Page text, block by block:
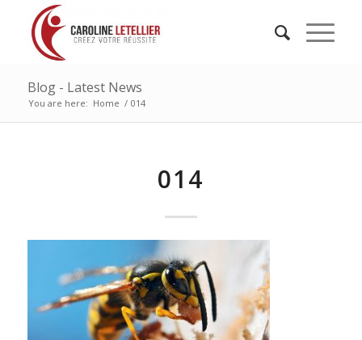
Blog - Latest News
You are here: Home / 014
014